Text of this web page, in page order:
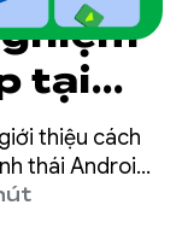
tại
thiệu cách
thái Android
ứng dụng